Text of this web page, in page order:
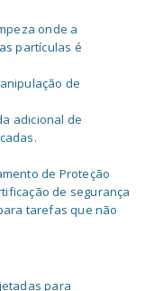
onde a
partículas é
de
adicional de
de Proteção
de segurança
tarefas que não
para